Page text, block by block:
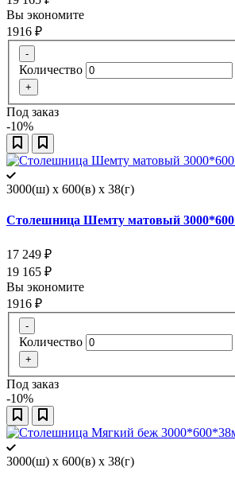
Вы экономите
1916 ₽
-
Количество
+
Под заказ
-10%
3000(ш) x 600(в) x 38(г)
Столешница Шемту матовый
17 249 ₽
19 165 ₽
Вы экономите
1916 ₽
-
Количество
+
Под заказ
-10%
3000(ш) x 600(в) x 38(г)